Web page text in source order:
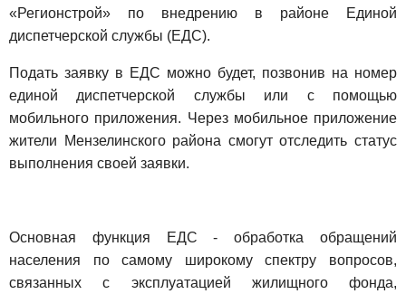
«Регионстрой» по внедрению в районе Единой
диспетчерской службы (ЕДС).
Подать заявку в ЕДС можно будет, позвонив на номер
единой диспетчерской службы или с помощью
мобильного приложения. Через мобильное приложение
жители Мензелинского района смогут отследить статус
выполнения своей заявки.
Основная функция ЕДС - обработка обращений
населения по самому широкому спектру вопросов,
связанных с эксплуатацией жилищного фонда,